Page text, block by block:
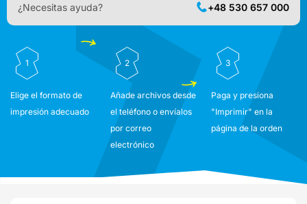
¿Necesitas ayuda? +48 530 657 000
1
Elige el formato de
impresión adecuado
2
Añade archivos desde
el teléfono o envíalos
por correo
electrónico
3
Paga y presiona
"Imprimir" en la
página de la orden